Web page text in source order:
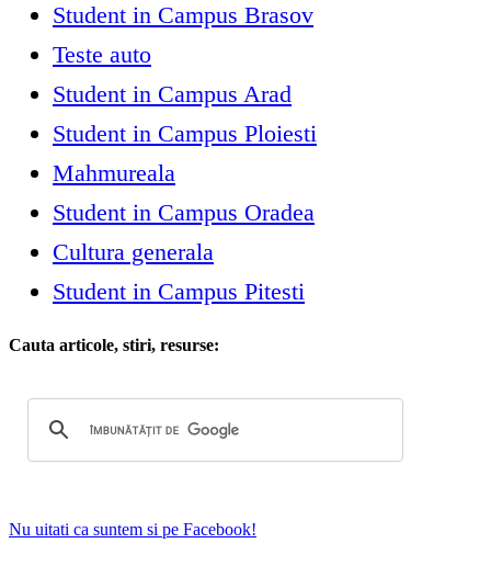
Student in Campus Brasov
Teste auto
Student in Campus Arad
Student in Campus Ploiesti
Mahmureala
Student in Campus Oradea
Cultura generala
Student in Campus Pitesti
Cauta articole, stiri, resurse:
Nu uitati ca suntem si pe Facebook!